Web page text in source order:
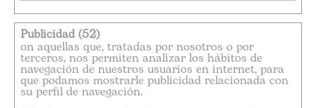
Publicidad (52)
on aquellas que, tratadas por nosotros o por
terceros, nos permiten analizar los hábitos de
navegación de nuestros usuarios en internet, para
que podamos mostrarle publicidad relacionada con
su perfil de navegación.